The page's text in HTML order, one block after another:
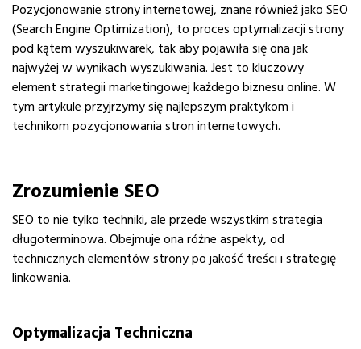
Pozycjonowanie strony internetowej, znane również jako SEO
(Search Engine Optimization), to proces optymalizacji strony
pod kątem wyszukiwarek, tak aby pojawiła się ona jak
najwyżej w wynikach wyszukiwania. Jest to kluczowy
element strategii marketingowej każdego biznesu online. W
tym artykule przyjrzymy się najlepszym praktykom i
technikom pozycjonowania stron internetowych.
Zrozumienie SEO
SEO to nie tylko techniki, ale przede wszystkim strategia
długoterminowa. Obejmuje ona różne aspekty, od
technicznych elementów strony po jakość treści i strategię
linkowania.
Optymalizacja Techniczna